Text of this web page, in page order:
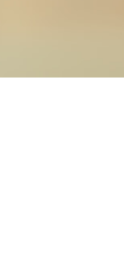
アク
大腸内視鏡